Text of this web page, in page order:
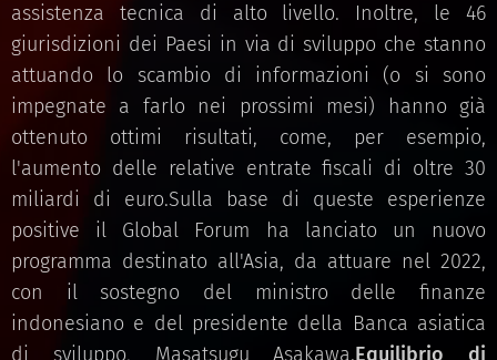
assistenza tecnica di alto livello. Inoltre, le 46
giurisdizioni dei Paesi in via di sviluppo che stanno
attuando lo scambio di informazioni (o si sono
impegnate a farlo nei prossimi mesi) hanno già
ottenuto ottimi risultati, come, per esempio,
l'aumento delle relative entrate fiscali di oltre 30
miliardi di euro.Sulla base di queste esperienze
positive il Global Forum ha lanciato un nuovo
programma destinato all'Asia, da attuare nel 2022,
con il sostegno del ministro delle finanze
indonesiano e del presidente della Banca asiatica
di sviluppo, Masatsugu Asakawa.Equilibrio di